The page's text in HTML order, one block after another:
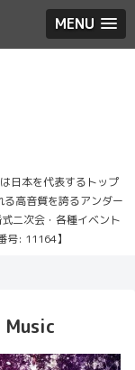
MENU
日本を代表するトップ
高音質を誇るアンダー
二次会・各種イベント
号: 11164】